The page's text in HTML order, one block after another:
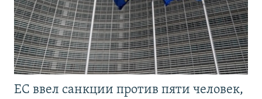
ЕС ввел санкции против пяти человек,